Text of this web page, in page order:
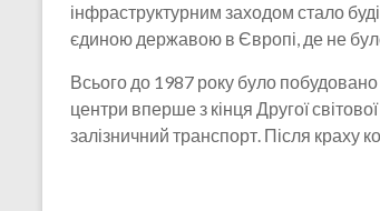
інфраструктурним заходом стало
єдиною державою в Європі, де не
Всього до 1987 року було побудовано
центри вперше з кінця Другої
залізничний транспорт. Після краху